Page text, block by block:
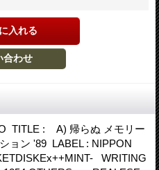
TITLE : A) 帰らぬ メモリー
ョン '89 LABEL : NIPPON
WRITING